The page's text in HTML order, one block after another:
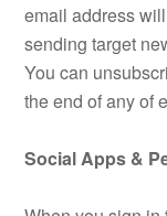
email address
sending target
You can
the end of any of
Social Apps &